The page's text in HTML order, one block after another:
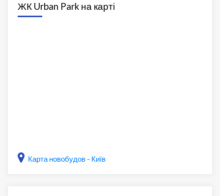
ЖК Urban Park на карті
Карта новобудов - Київ